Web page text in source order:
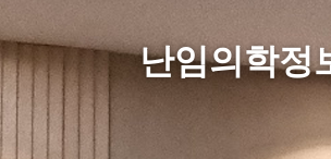
난임의학정